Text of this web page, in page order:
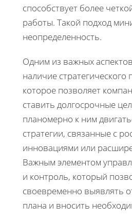
способствует более
работы. Такой подход
неопределенность.
Одним из важных
наличие стратегического
которое позволяет
ставить долгосрочные
планомерно к ним
стратегии, связанные с
инновациями или
Важным элементом
и контроль, который
своевременно выявлять
плана и вносить